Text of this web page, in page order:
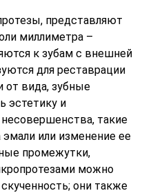
представляют
миллиметра –
к зубам с внешней
для реставрации
от вида, зубные
эстетику и
такие
или изменение ее
промежутки,
можно
они также